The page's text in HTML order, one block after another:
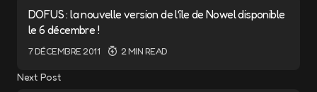
DOFUS : la nouvelle version de l’île de Nowel disponible
le 6 décembre !
7 DÉCEMBRE 2011 2 MIN READ
Next Post